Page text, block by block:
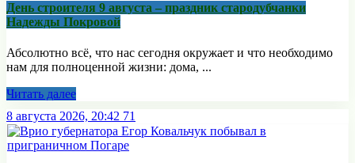
День строителя 9 августа – праздник стародубчанки
Надежды Покровой
Абсолютно всё, что нас сегодня окружает и что необходимо
нам для полноценной жизни: дома, ...
Читать далее
8 августа 2026, 20:42 71